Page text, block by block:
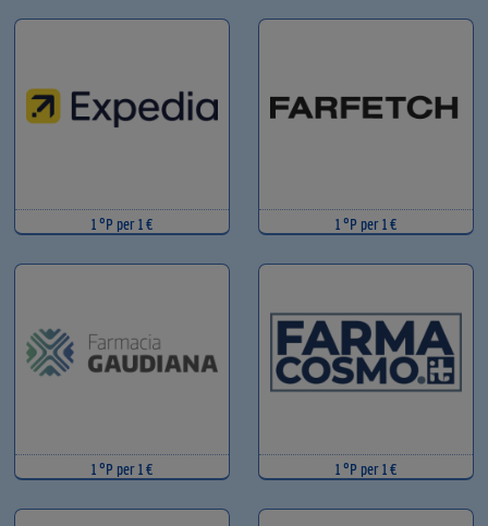
1 °P per 1 € 1 °P per 1 €
1 °P per 1 € 1 °P per 1 €